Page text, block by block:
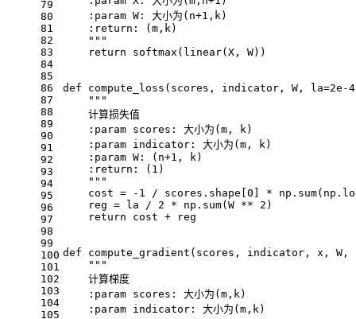
79
80
81
82
83
84
85
86
87
88
89
90
91
92
93
94
95
96
97
98
99
100
101
102
103
104
105
    :param W: 大小为(n+1,k)
    :return: (m,k)
    """
    return softmax(linear(X, W))
def compute_loss(scores, indicator, W, la=2e-
    """
    计算损失值
    :param scores: 大小为(m, k)
    :param indicator: 大小为(m, k)
    :param W: (n+1, k)
    :return: (1)
    """
cost = -1 / scores.shape[0] *
    reg = la / 2 * np.sum(W ** 2)
    return cost + reg
def compute_gradient(scores, indicator, x, W,
    """
    计算梯度
    :param scores: 大小为(m,k)
    :param indicator: 大小为(m,k)